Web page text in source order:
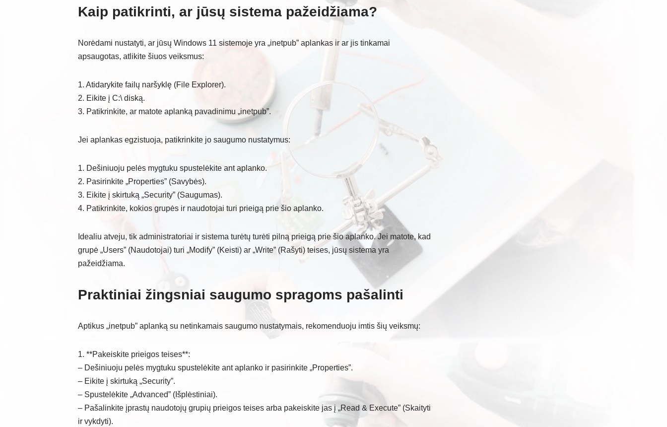
Kaip patikrinti, ar jūsų sistema pažeidžiama?
Norėdami nustatyti, ar jūsų Windows 11 sistemoje yra „inetpub” aplankas ir ar jis tinkamai
apsaugotas, atlikite šiuos veiksmus:
1. Atidarykite failų naršyklę (File Explorer).
2. Eikite į C:\ diską.
3. Patikrinkite, ar matote aplanką pavadinimu „inetpub”.
Jei aplankas egzistuoja, patikrinkite jo saugumo nustatymus:
1. Dešiniuoju pelės mygtuku spustelėkite ant aplanko.
2. Pasirinkite „Properties” (Savybės).
3. Eikite į skirtuką „Security” (Saugumas).
4. Patikrinkite, kokios grupės ir naudotojai turi prieigą prie šio aplanko.
Idealiu atveju, tik administratoriai ir sistema turėtų turėti pilną prieigą prie šio aplanko. Jei matote, kad
grupė „Users” (Naudotojai) turi „Modify” (Keisti) ar „Write” (Rašyti) teises, jūsų sistema yra
pažeidžiama.
Praktiniai žingsniai saugumo spragoms pašalinti
Aptikus „inetpub” aplanką su netinkamais saugumo nustatymais, rekomenduoju imtis šių veiksmų:
1. **Pakeiskite prieigos teises**:
– Dešiniuoju pelės mygtuku spustelėkite ant aplanko ir pasirinkite „Properties”.
– Eikite į skirtuką „Security”.
– Spustelėkite „Advanced” (Išplėstiniai).
– Pašalinkite įprastų naudotojų grupių prieigos teises arba pakeiskite jas į „Read & Execute” (Skaityti
ir vykdyti).